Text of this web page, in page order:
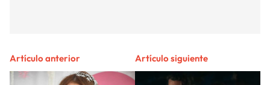
Artículo anterior Artículo siguiente